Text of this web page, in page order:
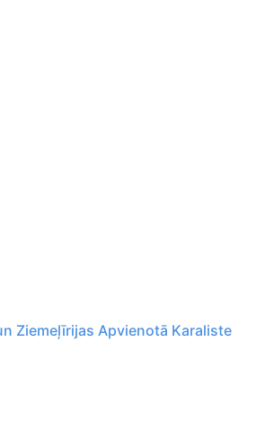
Ziemeļīrijas Apvienotā Karaliste